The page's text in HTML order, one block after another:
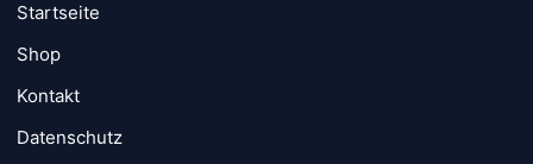
Startseite
Shop
Kontakt
Datenschutz